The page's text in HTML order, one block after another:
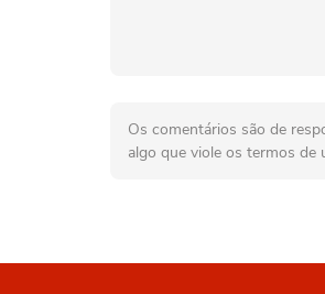
Os comentários são de
algo que viole os termos de